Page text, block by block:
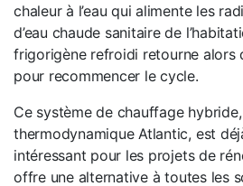
chaleur à l’eau qui alimente les
d’eau chaude sanitaire de
frigorigène refroidi retourne alors
pour recommencer le cycle.
Ce système de chauffage
thermodynamique Atlantic, est
intéressant pour les projets de
offre une alternative à toutes les